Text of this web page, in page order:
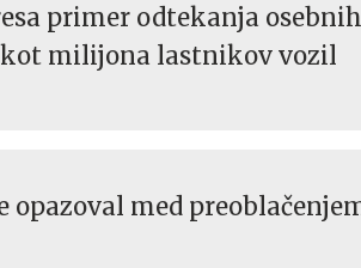
primer odtekanja osebnih
kot milijona lastnikov vozil
opazoval med